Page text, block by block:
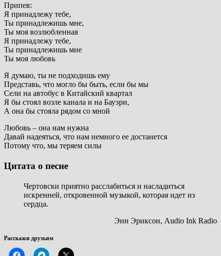
Припев:
Я принадлежу тебе,
Ты принадлежишь мне,
Ты моя возлюбленная
Я принадлежу тебе,
Ты принадлежишь мне
Ты моя любовь
Я думаю, ты не подходишь ему
Представь, что могло бы быть, если бы мы
Сели на автобус в Китайский квартал
Я бы стоял возле канала и на Бауэри,
А она бы стояла рядом со мной
Любовь – она нам нужна
Давай надеяться, что нам немного ее достанется
Потому что, мы теряем силы
Цитата о песне
Чертовски приятно расслабиться и насладиться
искренней, откровенной музыкой, которая идет из
сердца.
Энн Эриксон, Audio Ink Radio
Расскажи друзьям